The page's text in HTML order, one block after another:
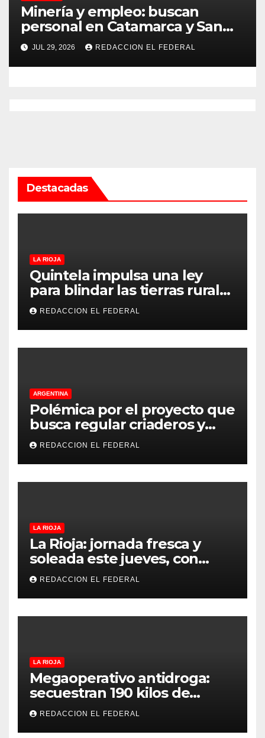
Minería y empleo: buscan
personal en Catamarca y San
Juan para distintos puestos
JUL 29, 2026 REDACCION EL FEDERAL
Destacadas
LA RIOJA
Quintela impulsa una ley
para blindar las tierras rurales
de La Rioja: cuáles son los
principales puntos
REDACCION EL FEDERAL
ARGENTINA
Polémica por el proyecto que
busca regular criaderos y
refugios de perros y gatos:
denuncian excesos, mientras
proteccionistas reclaman
controles más duros
REDACCION EL FEDERAL
LA RIOJA
La Rioja: jornada fresca y
soleada este jueves, con
temperaturas estables para
el viernes
REDACCION EL FEDERAL
LA RIOJA
Megaoperativo antidroga:
secuestran 190 kilos de
marihuana que tenían como
destino La Rioja y Catamarca
REDACCION EL FEDERAL